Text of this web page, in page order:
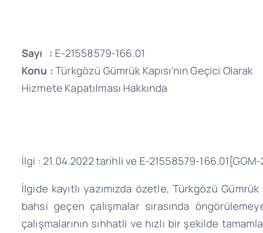
Sayı : E-21558579-166.01
Konu : Türkgözü Gümrük Kapısı’nın Geçici Olarak
Hizmete Kapatılması Hakkında
İlgi : 21.04.2022 tarihli ve E-21558579-166.01[GGM-
İlgide kayıtlı yazımızda özetle, Türkgözü
bahsi geçen çalışmalar sırasında
çalışmalarının sıhhatli ve hızlı bir şekilde